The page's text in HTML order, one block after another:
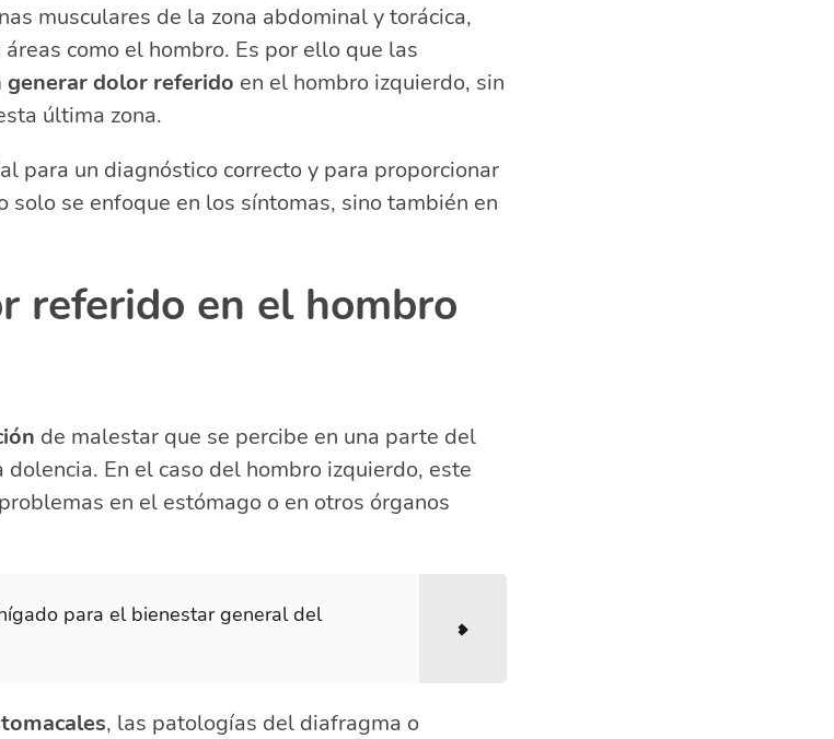
musculares de la zona abdominal y torácica,
como el hombro. Es por ello que las
generar dolor referido en el hombro izquierdo, sin
última zona.
para un diagnóstico correcto y para proporcionar
solo se enfoque en los síntomas, sino también en
referido en el hombro
de malestar que se percibe en una parte del
En el caso del hombro izquierdo, este
en el estómago o en otros órganos
para el bienestar general del
, las patologías del diafragma o